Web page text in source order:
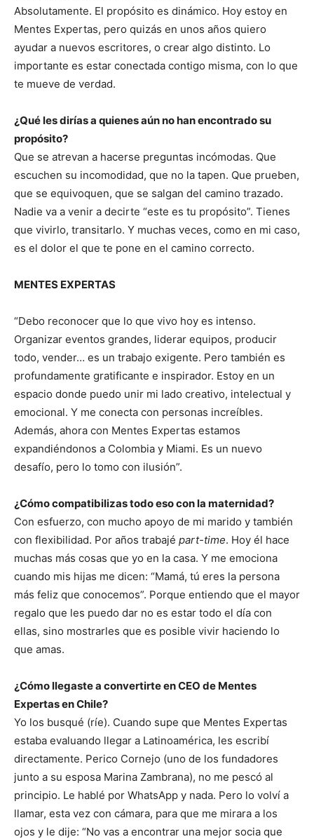
Absolutamente. El propósito es dinámico. Hoy estoy en
Mentes Expertas, pero quizás en unos años quiero
ayudar a nuevos escritores, o crear algo distinto. Lo
importante es estar conectada contigo misma, con lo que
te mueve de verdad.
¿Qué les dirías a quienes aún no han encontrado su
propósito?
Que se atrevan a hacerse preguntas incómodas. Que
escuchen su incomodidad, que no la tapen. Que prueben,
que se equivoquen, que se salgan del camino trazado.
Nadie va a venir a decirte “este es tu propósito”. Tienes
que vivirlo, transitarlo. Y muchas veces, como en mi caso,
es el dolor el que te pone en el camino correcto.
MENTES EXPERTAS
“Debo reconocer que lo que vivo hoy es intenso.
Organizar eventos grandes, liderar equipos, producir
todo, vender… es un trabajo exigente. Pero también es
profundamente gratificante e inspirador. Estoy en un
espacio donde puedo unir mi lado creativo, intelectual y
emocional. Y me conecta con personas increíbles.
Además, ahora con Mentes Expertas estamos
expandiéndonos a Colombia y Miami. Es un nuevo
desafío, pero lo tomo con ilusión”.
¿Cómo compatibilizas todo eso con la maternidad?
Con esfuerzo, con mucho apoyo de mi marido y también
con flexibilidad. Por años trabajé part-time. Hoy él hace
muchas más cosas que yo en la casa. Y me emociona
cuando mis hijas me dicen: “Mamá, tú eres la persona
más feliz que conocemos”. Porque entiendo que el mayor
regalo que les puedo dar no es estar todo el día con
ellas, sino mostrarles que es posible vivir haciendo lo
que amas.
¿Cómo llegaste a convertirte en CEO de Mentes
Expertas en Chile?
Yo los busqué (ríe). Cuando supe que Mentes Expertas
estaba evaluando llegar a Latinoamérica, les escribí
directamente. Perico Cornejo (uno de los fundadores
junto a su esposa Marina Zambrana), no me pescó al
principio. Le hablé por WhatsApp y nada. Pero lo volví a
llamar, esta vez con cámara, para que me mirara a los
ojos y le dije: “No vas a encontrar una mejor socia que